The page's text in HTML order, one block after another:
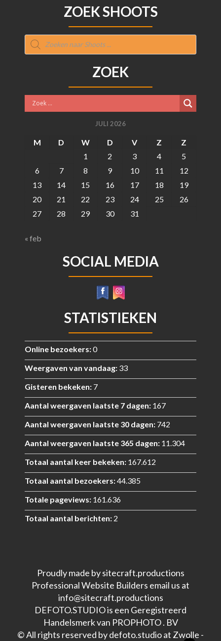
ZOEK SHOOTS
Producten
zoeken
ZOEK
JULI 2026
M D W D V Z
Z
1
2 3 4
5
6
7 8 9 10 11
12
13
14 15 16 17 18
19
20
21 22 23 24 25
26
27
28 29 30 31
« feb
SOCIAL MEDIA
STATISTIEKEN
Online bezoekers:0
Weergaven van vandaag: 33
Gisteren bekeken: 7
Aantal weergaven laatste 7 dagen: 167
Aantal weergaven laatste 30 dagen: 742
Aantal weergaven laatste 365 dagen: 11.304
Totaal aantal keer bekeken: 167.612
Totaal aantal bezoekers:44.385
Totale pageviews: 161.636
Totaal aantal berichten: 2
Proudly made by sitecraft.productions
Professional Website Builders email us at
info@sitecraft.productions
DEFOTO.STUDIO is een Geregistreerd
Handelsmerk van PROPHOTO . BV
© All rights reserved by defoto.studio at Zwolle -